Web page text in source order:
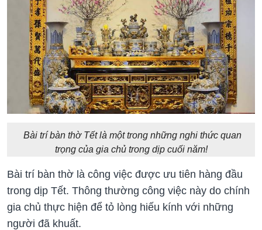
Bài trí bàn thờ Tết là một trong những nghi thức quan
trọng của gia chủ trong dịp cuối năm!
Bài trí bàn thờ là công việc được ưu tiên hàng đầu
trong dịp Tết. Thông thường công việc này do chính
gia chủ thực hiện để tỏ lòng hiếu kính với những
người đã khuất.